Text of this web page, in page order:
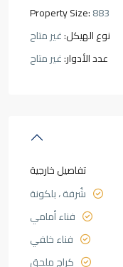
Property Size:883
نوع الهيكل:غير متاح
عدد الأدوار:غير متاح
تفاصيل خارجية
شُرفة ، بلكونة
فناء أمامي
فناء خلفي
كراج ملحق